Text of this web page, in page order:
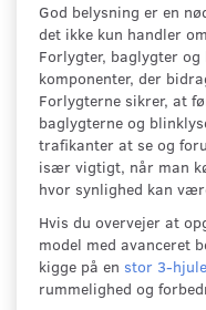
God belysning er en
det ikke kun handler
Forlygter, baglygter
komponenter, der
Forlygterne sikrer, at
baglygterne og
trafikanter at se og
især vigtigt, når man
hvor synlighed kan
Hvis du overvejer at
model med avanceret
kigge på en stor 3-
rummelighed og